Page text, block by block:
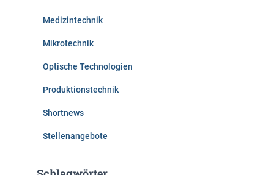
Medizintechnik
Mikrotechnik
Optische Technologien
Produktionstechnik
Shortnews
Stellenangebote